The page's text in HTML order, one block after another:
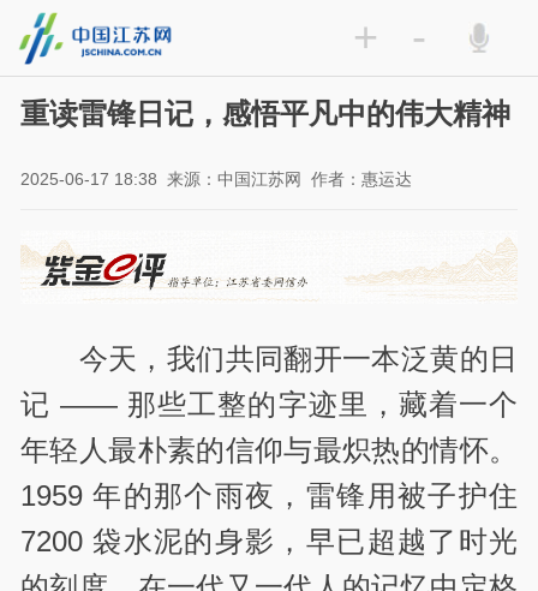
+ -
重读雷锋日记，感悟平凡中的伟大精神
2025-06-17 18:38 来源：中国江苏网 作者：惠运达
今天，我们共同翻开一本泛黄的日
记 —— 那些工整的字迹里，藏着一个
年轻人最朴素的信仰与最炽热的情怀。
1959 年的那个雨夜，雷锋用被子护住
7200 袋水泥的身影，早已超越了时光